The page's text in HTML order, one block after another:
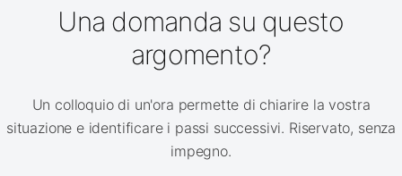
Una domanda su questo
argomento?
Un colloquio di un'ora permette di chiarire la vostra
situazione e identificare i passi successivi. Riservato, senza
impegno.